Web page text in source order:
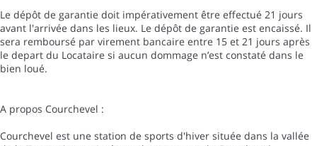
Le dépôt de garantie doit impérativement être effectué 21 jours
avant l'arrivée dans les lieux. Le dépôt de garantie est encaissé. Il
sera remboursé par virement bancaire entre 15 et 21 jours après
le depart du Locataire si aucun dommage n’est constaté dans le
bien loué.
A propos Courchevel :
Courchevel est une station de sports d'hiver située dans la vallée